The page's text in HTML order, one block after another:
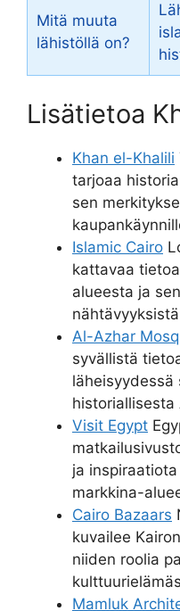
Mitä muuta
lähistöllä on?
Lisätietoa
Khan el-Khalili
tarjoaa
sen
Islamic Cairo
kattavaa
alueesta ja
Al-Azhar
syvällistä
läheisyydessä
historiallisesta
Visit Egypt
ja
markkina-
Cairo Bazaars
kuvailee
niiden roolia
Mamluk